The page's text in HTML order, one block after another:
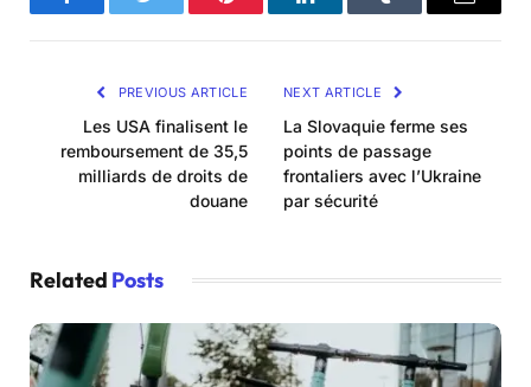
FacebookTwitter Pinterest LinkedInTumblr Email
PREVIOUS ARTICLE
Les USA finalisent le
remboursement de 35,5
milliards de droits de
douane
NEXT ARTICLE
La Slovaquie ferme ses
points de passage
frontaliers avec l’Ukraine
par sécurité
Related Posts